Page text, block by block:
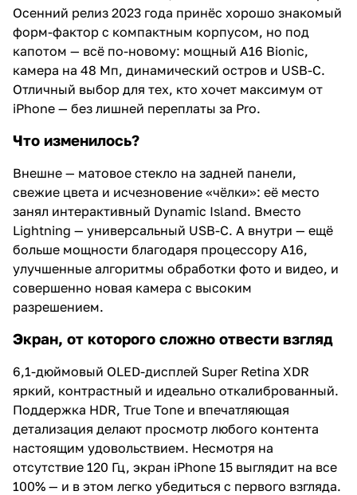
Осенний релиз 2023 года принёс хорошо знакомый
форм-фактор с компактным корпусом, но под
капотом — всё по-новому: мощный A16 Bionic,
камера на 48 Мп, динамический остров и USB-C.
Отличный выбор для тех, кто хочет максимум от
iPhone — без лишней переплаты за Pro.
Что изменилось?
Внешне — матовое стекло на задней панели,
свежие цвета и исчезновение «чёлки»: её место
занял интерактивный Dynamic Island. Вместо
Lightning — универсальный USB-C. А внутри — ещё
больше мощности благодаря процессору A16,
улучшенные алгоритмы обработки фото и видео, и
совершенно новая камера с высоким
разрешением.
Экран, от которого сложно отвести взгляд
6,1-дюймовый OLED-дисплей Super Retina XDR
яркий, контрастный и идеально откалиброванный.
Поддержка HDR, True Tone и впечатляющая
детализация делают просмотр любого контента
настоящим удовольствием. Несмотря на
отсутствие 120 Гц, экран iPhone 15 выглядит на все
100% — и в этом легко убедиться с первого взгляда.